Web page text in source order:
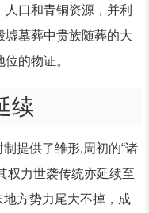
口和青铜资源，并利
墟墓葬中贵族随葬的大
的物证。
续
提供了雏形,周初的“诸
权力世袭传统亦延续至
方势力尾大不掉，成